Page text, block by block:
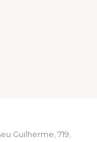
Guilherme, 719,